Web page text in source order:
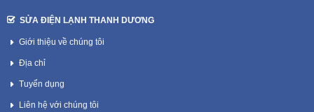
SỬA ĐIỆN LẠNH THANH DƯƠNG
Giới thiệu về chúng tôi
Địa chỉ
Tuyển dụng
Liên hệ với chúng tôi